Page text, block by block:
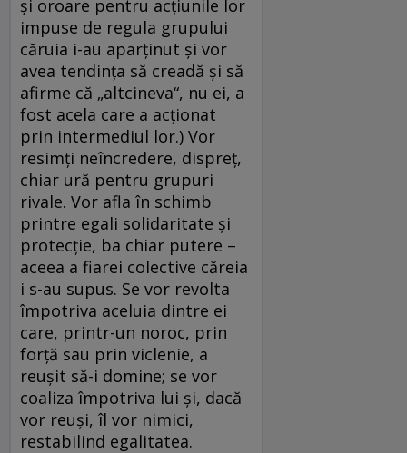
şi oroare pentru acţiunile lor
impuse de regula grupului
căruia i-au aparţinut şi vor
avea tendinţa să creadă şi să
afirme că „altcineva“, nu ei, a
fost acela care a acţionat
prin intermediul lor.) Vor
resimţi neîncredere, dispreţ,
chiar ură pentru grupuri
rivale. Vor afla în schimb
printre egali solidaritate şi
protecţie, ba chiar putere –
aceea a fiarei colective căreia
i s-au supus. Se vor revolta
împotriva aceluia dintre ei
care, printr-un noroc, prin
forţă sau prin viclenie, a
reuşit să-i domine; se vor
coaliza împotriva lui şi, dacă
vor reuşi, îl vor nimici,
restabilind egalitatea.